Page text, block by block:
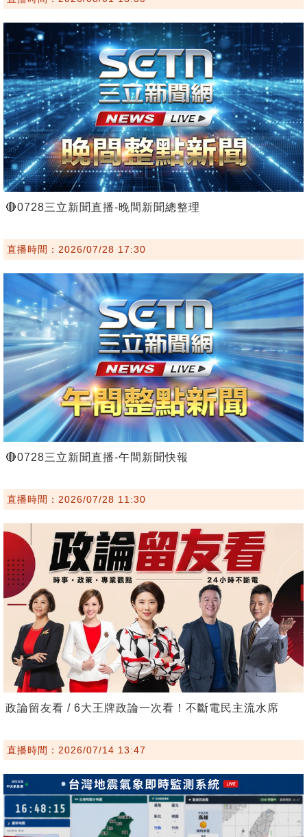
🔴0728三立新聞直播-晚間新聞總整理
直播時間：2026/07/28 17:30
🔴0728三立新聞直播-午間新聞快報
直播時間：2026/07/28 11:30
政論留友看 / 6大王牌政論一次看！不斷電民主流水席
直播時間：2026/07/14 13:47